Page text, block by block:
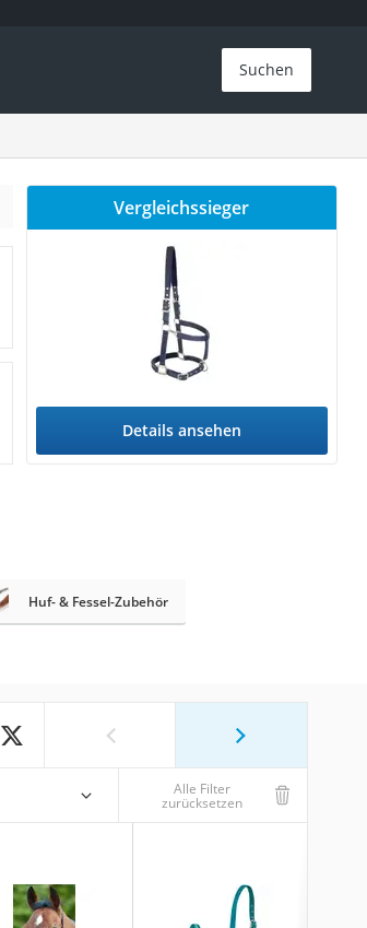
Suchen
Vergleichssieger
Details ansehen
Huf- & Fessel-Zubehör
Alle Filter
zurücksetzen